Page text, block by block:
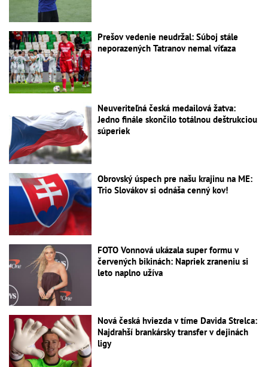
Prešov vedenie neudržal: Súboj stále
neporazených Tatranov nemal víťaza
Neuveriteľná česká medailová žatva:
Jedno finále skončilo totálnou deštrukciou
súperiek
Obrovský úspech pre našu krajinu na ME:
Trio Slovákov si odnáša cenný kov!
FOTO Vonnová ukázala super formu v
červených bikinách: Napriek zraneniu si
leto naplno užíva
Nová česká hviezda v tíme Davida Strelca:
Najdrahší brankársky transfer v dejinách
ligy